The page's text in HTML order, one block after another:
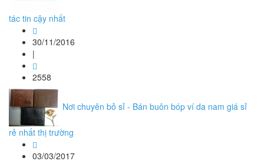
tác tin cậy nhất
30/11/2016
|
2558
Nơi chuyên bỏ sỉ - Bán buôn bóp ví da nam giá sỉ
rẻ nhất thị trường
03/03/2017